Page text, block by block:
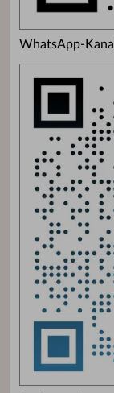
WhatsApp-Kanal